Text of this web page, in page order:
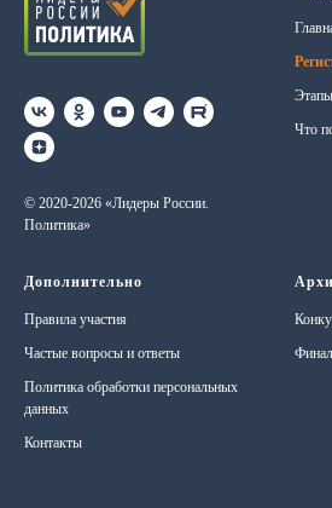
© 2020-2026 «Лидеры России.
Политика»
Этапы
Что
Дополнительно
Правила участия
Частые вопросы и ответы
Политика обработки персональных
данных
Контакты